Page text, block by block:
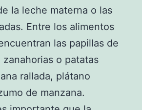
la leche materna o las
Entre los alimentos
las papillas de
o patatas
rallada, plátano
de manzana.